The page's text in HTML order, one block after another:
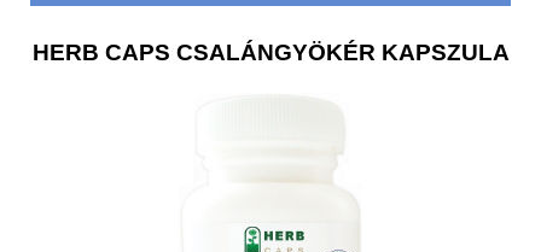
HERB CAPS CSALÁNGYÖKÉR KAPSZULA